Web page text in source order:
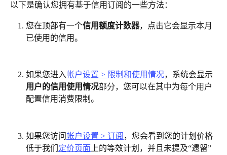
以下是确认您拥有基于信用订阅的一些方法：
您在顶部有一个信用额度计数器，点击它会显示本月
已使用的信用。
如果您进入帐户设置 > 限制和使用情况，系统会显示
用户的信用使用情况部分，您可以在其中为每个用户
配置信用消费限制。
如果您访问 帐户设置 > 订阅 ，您会看到您的计划价格
低于我们 定价页面 上的等效计划，并且未提及“遗留”